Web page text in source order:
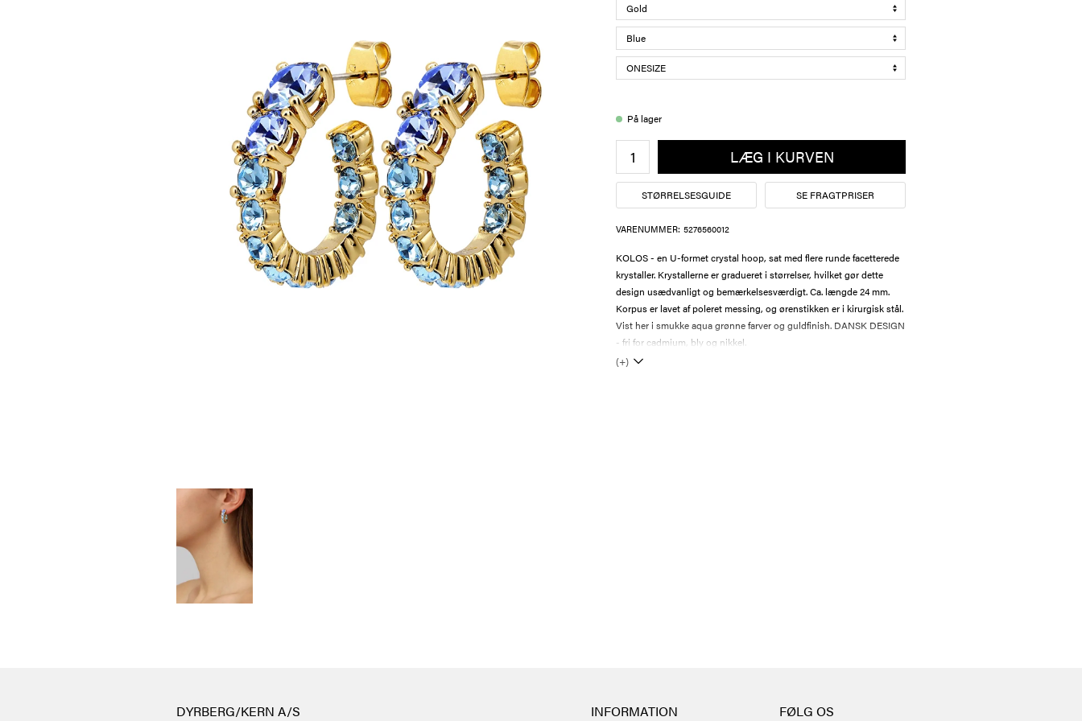
På lager
LÆG I KURVEN
STØRRELSESGUIDE SE FRAGTPRISER
VARENUMMER: 5276560012
KOLOS - en U-formet crystal hoop, sat med flere runde facetterede
krystaller. Krystallerne er gradueret i størrelser, hvilket gør dette
design usædvanligt og bemærkelsesværdigt. Ca. længde 24 mm.
Korpus er lavet af poleret messing, og ørenstikken er i kirurgisk stål.
Vist her i smukke aqua grønne farver og guldfinish. DANSK DESIGN
- fri for cadmium, bly og nikkel.
(+)
DYRBERG/KERN A/S INFORMATION FØLG OS